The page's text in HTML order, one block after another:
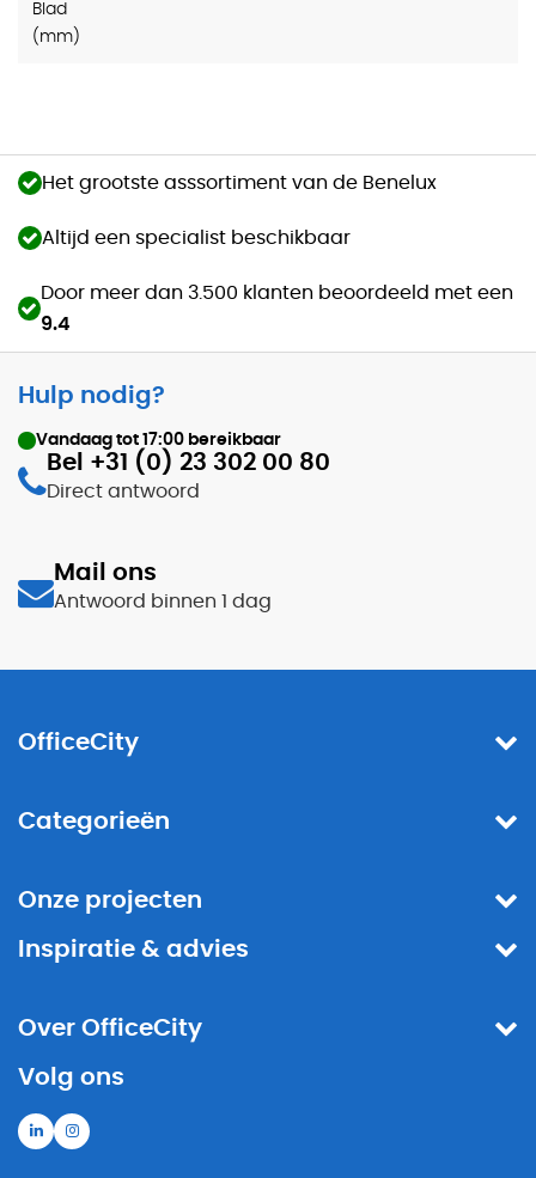
Blad
(mm)
Het grootste asssortiment van de Benelux
Altijd een specialist beschikbaar
Door meer dan 3.500 klanten beoordeeld met een
9.4
Hulp nodig?
Vandaag tot 17:00 bereikbaar
Bel +31 (0) 23 302 00 80
Direct antwoord
Mail ons
Antwoord binnen 1 dag
OfficeCity
Categorieën
Onze projecten
Inspiratie & advies
Over OfficeCity
Volg ons